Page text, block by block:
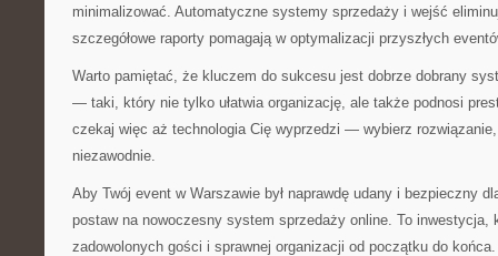
minimalizować. Automatyczne systemy sprzedaży i wejść
szczegółowe raporty pomagają w optymalizacji przyszłych
Warto pamiętać, że kluczem do sukcesu jest dobrze dobrany
— taki, który nie tylko ułatwia organizację, ale także podnosi
czekaj więc aż technologia Cię wyprzedzi — wybierz
niezawodnie.
Aby Twój event w Warszawie był naprawdę udany i bezpieczny
postaw na nowoczesny system sprzedaży online. To inwestycja,
zadowolonych gości i sprawnej organizacji od początku do końca.